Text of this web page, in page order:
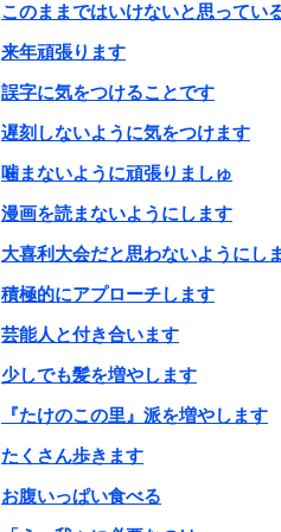
このままではいけないと思ってい
来年頑張ります
誤字に気をつけることです
遅刻しないように気をつけます
噛まないように頑張りましゅ
漫画を読まないようにします
大喜利大会だと思わないようにし
積極的にアプローチします
芸能人と付き合います
少しでも髪を増やします
『たけのこの里』派を増やします
たくさん歩きます
お腹いっぱい食べる